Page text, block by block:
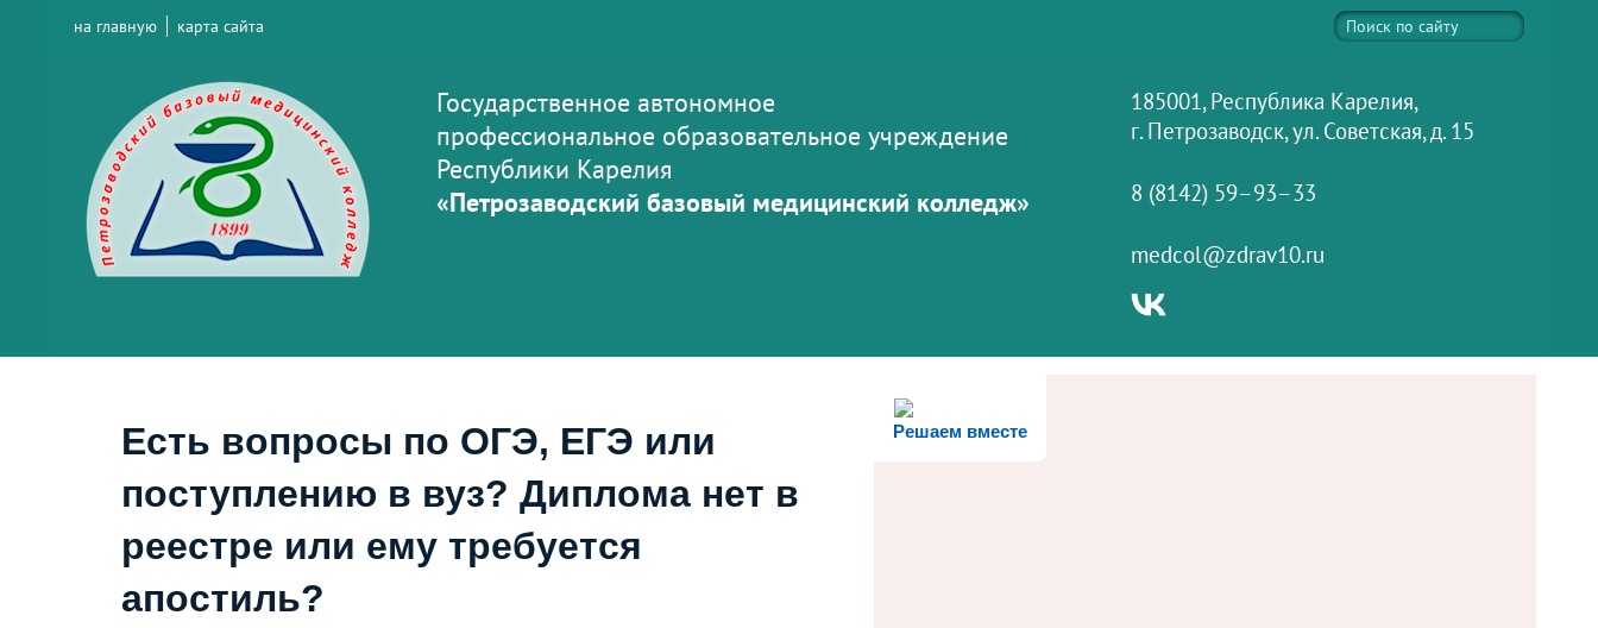
на главную карта сайта
Государственное автономное
профессиональное образовательное учреждение
Республики Карелия
«Петрозаводский базовый медицинский колледж»
185001, Республика Карелия,
г. Петрозаводск, ул. Советская, д. 15
8 (8142) 59–93–33
medcol@zdrav10.ru
Решаем вместе
Есть вопросы по ОГЭ, ЕГЭ или
поступлению в вуз? Диплома нет в
реестре или ему требуется
апостиль?